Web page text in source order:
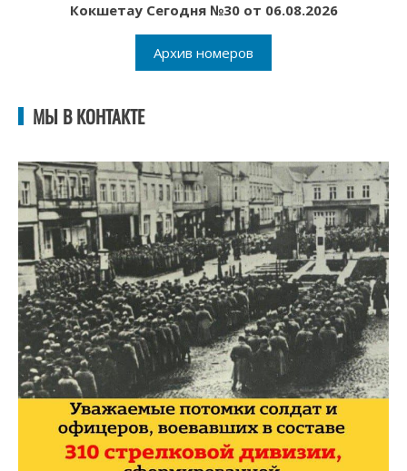
Кокшетау Сегодня №30 от 06.08.2026
Архив номеров
МЫ В КОНТАКТЕ